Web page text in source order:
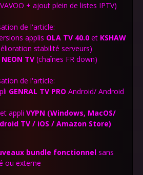
+ ajout plein de listes IPTV)
de l'article:
applis OLA TV 40.0 et KSHAW
stabilité serveurs)
NEON TV (chaînes FR down)
de l'article:
GENRAL TV PRO Android/ Android
appli VYPN (Windows, MacOS/
TV / iOS / Amazon Store)
bundle fonctionnel sans
ou externe